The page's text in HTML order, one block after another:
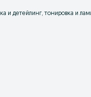
детейлинг, тонировка и